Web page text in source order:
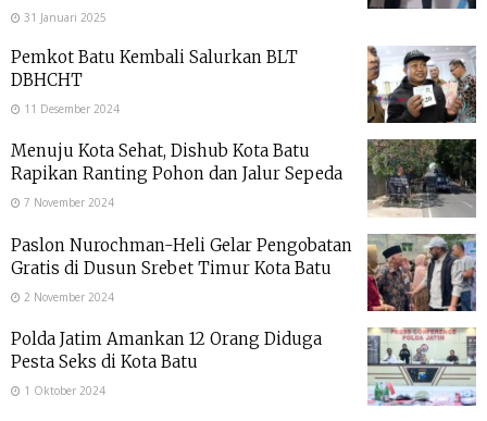
31 Januari 2025
Pemkot Batu Kembali Salurkan BLT
DBHCHT
11 Desember 2024
Menuju Kota Sehat, Dishub Kota Batu
Rapikan Ranting Pohon dan Jalur Sepeda
7 November 2024
Paslon Nurochman-Heli Gelar Pengobatan
Gratis di Dusun Srebet Timur Kota Batu
2 November 2024
Polda Jatim Amankan 12 Orang Diduga
Pesta Seks di Kota Batu
1 Oktober 2024